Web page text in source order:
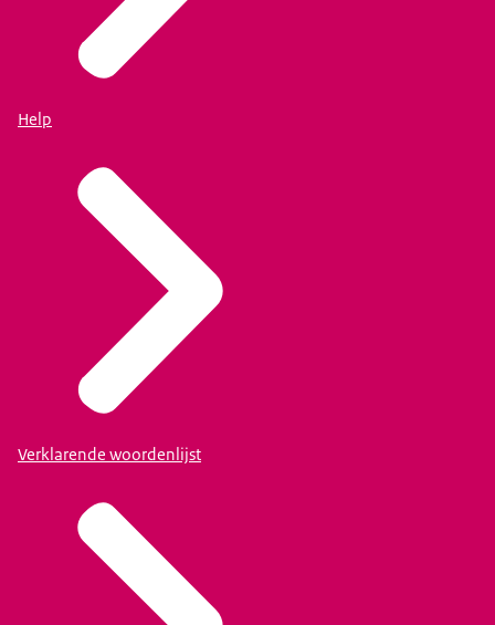
Help
Verklarende woordenlijst